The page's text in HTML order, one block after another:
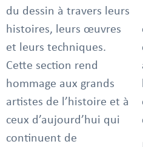
du dessin à travers leurs
histoires, leurs œuvres
et leurs techniques.
Cette section rend
hommage aux grands
artistes de l’histoire et à
ceux d’aujourd’hui qui
continuent de